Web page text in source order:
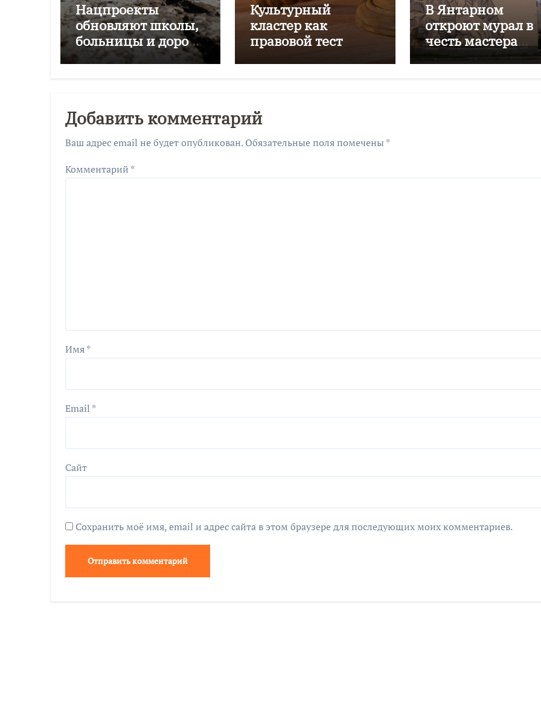
Нацпроекты
обновляют школы,
больницы и дороги
Калининградской
Культурный
кластер как
правовой тест
В Янтарном
откроют мурал в
честь мастера
Эрнеста Лиса
Добавить комментарий
Ваш адрес email не будет опубликован. Обязательные поля помечены *
Комментарий *
Имя*
Email *
Сайт
Сохранить моё имя, email и адрес сайта в этом браузере для последующих моих комментариев.